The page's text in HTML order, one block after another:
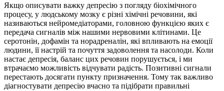
Якщо описувати важку депресію з погляду біохімічного
процесу, у людському мозку є різні хімічні речовини, які
називаються нейромедіаторами, головною функцією яких є
передача сигналів між нашими нервовими клітинами. Це
серотонін, дофамін та норадреналін, які впливають на емоції
людини, її настрій та почуття задоволення та насолоди. Коли
настає депресія, баланс цих речовин порушується, і ми
втрачаємо можливість відчувати радість. Позитивні сигнали
перестають досягати пункту призначення. Тому так важливо
діагностувати депресію вчасно та підібрати правильні